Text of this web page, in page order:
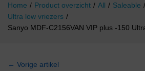
Home / Product overzicht / All / Saleable /
Ultra low vriezers /
Sanyo MDF-C2156VAN VIP plus -150
← Vorige artikel